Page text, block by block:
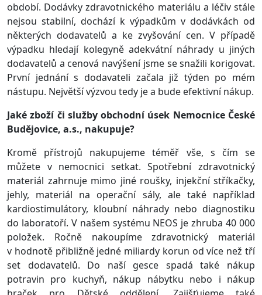
období. Dodávky zdravotnického materiálu a léčiv stále
nejsou stabilní, dochází k výpadkům v dodávkách od
některých dodavatelů a ke zvyšování cen. V případě
výpadku hledají kolegyně adekvátní náhrady u jiných
dodavatelů a cenová navýšení jsme se snažili korigovat.
První jednání s dodavateli začala již týden po mém
nástupu. Největší výzvou tedy je a bude efektivní nákup.
Jaké zboží či služby obchodní úsek Nemocnice České
Budějovice, a.s., nakupuje?
Kromě přístrojů nakupujeme téměř vše, s čím se
můžete v nemocnici setkat. Spotřební zdravotnický
materiál zahrnuje mimo jiné roušky, injekční stříkačky,
jehly, materiál na operační sály, ale také například
kardiostimulátory, kloubní náhrady nebo diagnostiku
do laboratoří. V našem systému NEOS je zhruba 40 000
položek. Ročně nakoupíme zdravotnický materiál
v hodnotě přibližně jedné miliardy korun od více než tří
set dodavatelů. Do naší gesce spadá také nákup
potravin pro kuchyň, nákup nábytku nebo i nákup